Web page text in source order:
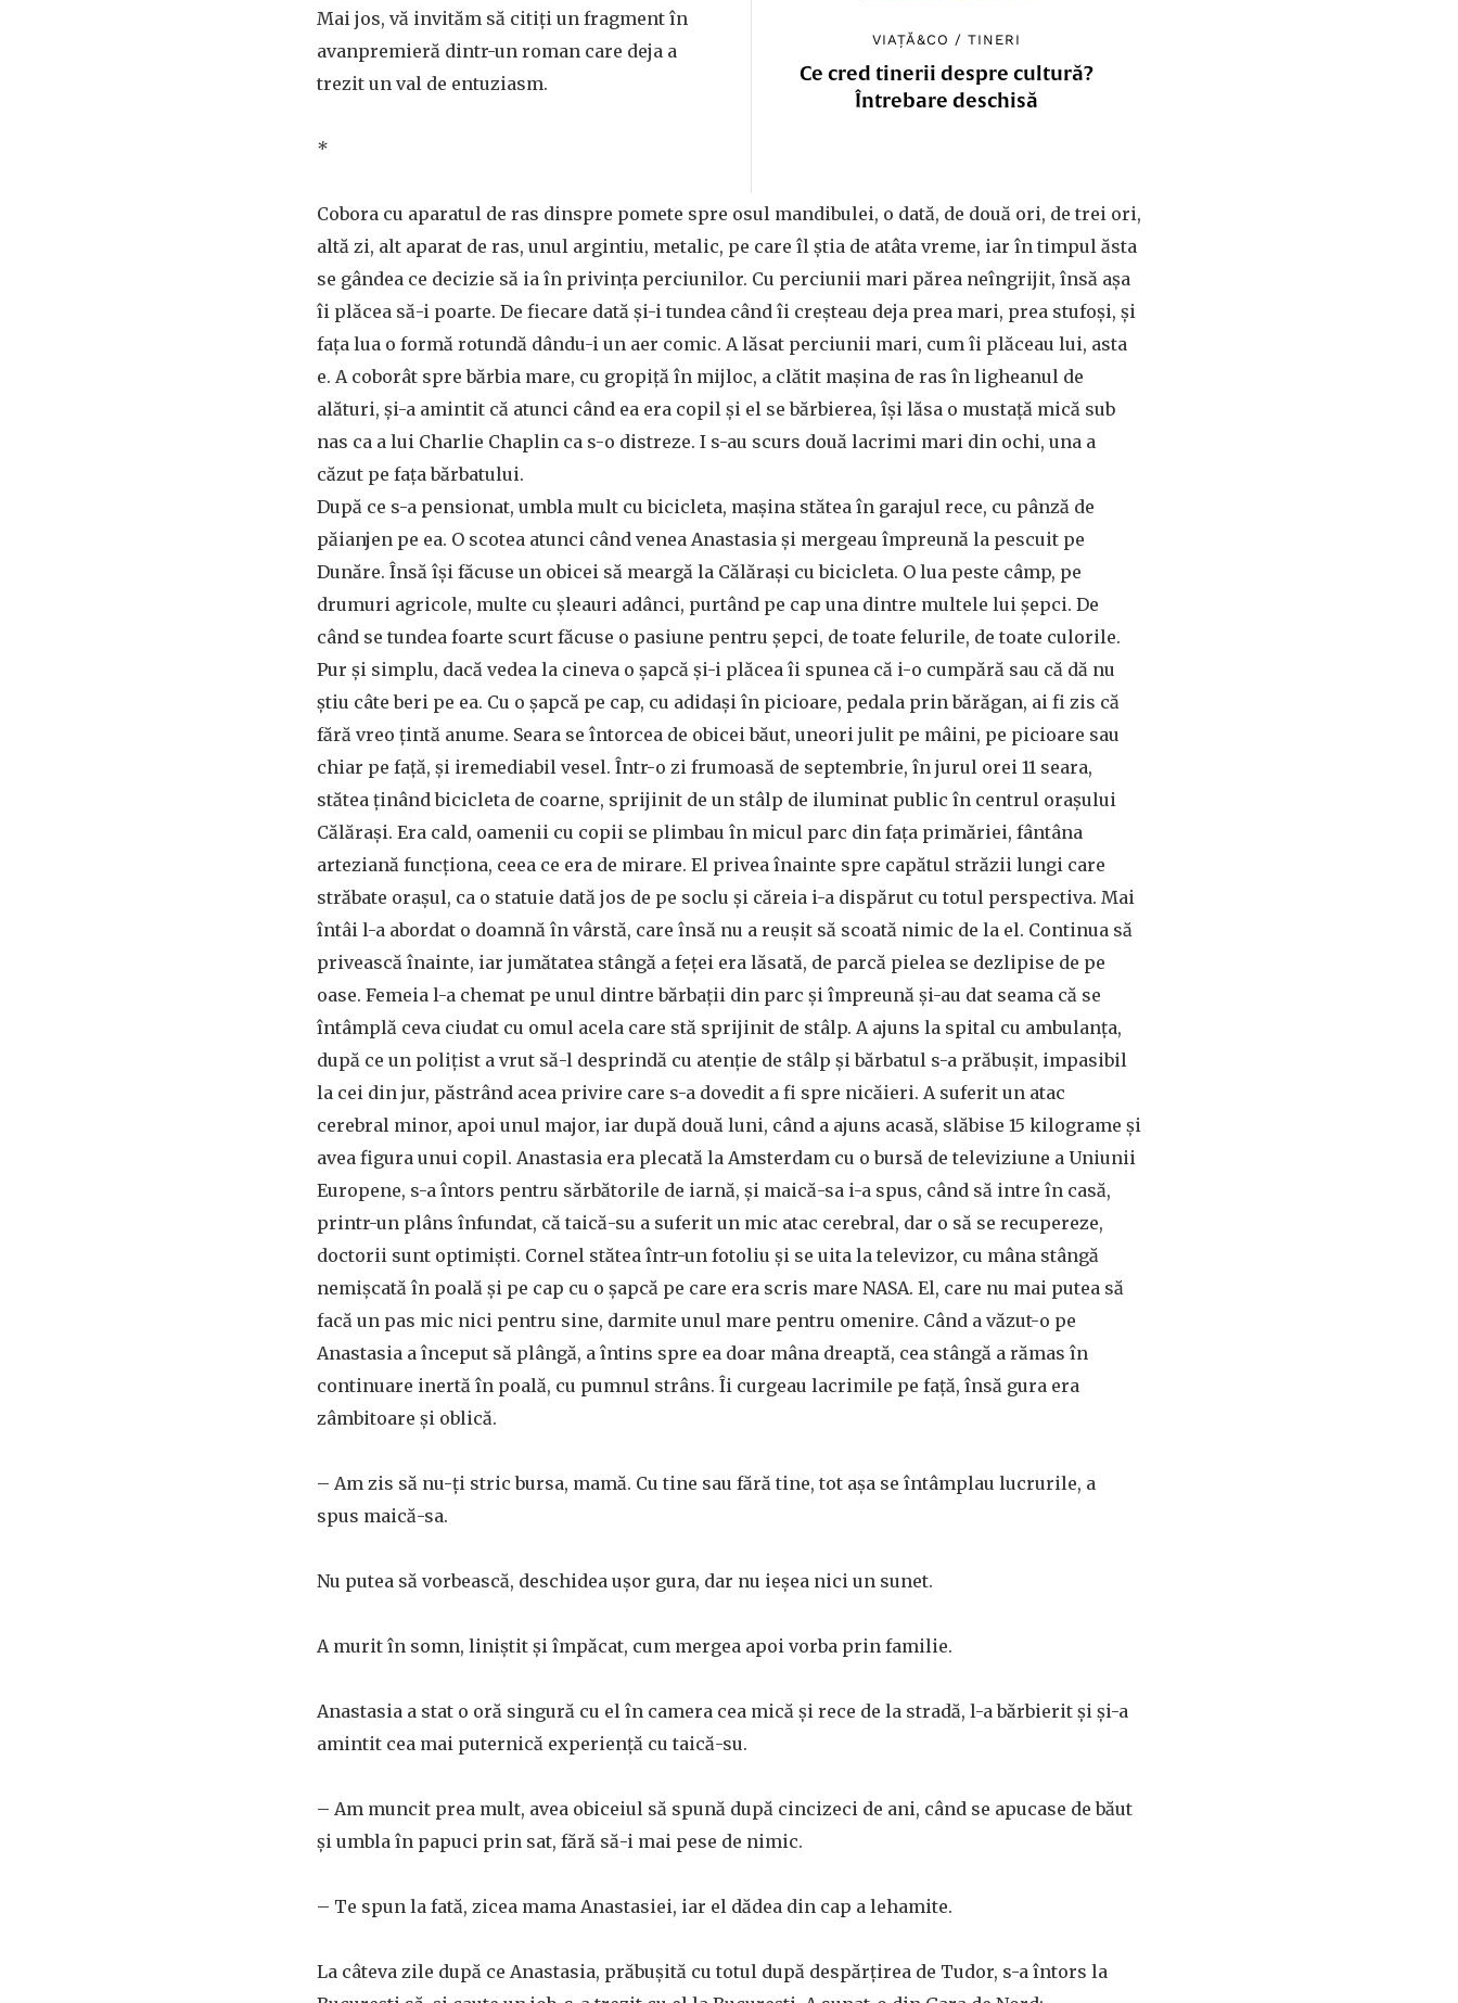
VIAȚĂ&CO /TINERI
Ce cred tinerii despre cultură?
Întrebare deschisă
Mai jos, vă invităm să citiți un fragment în
avanpremieră dintr-un roman care deja a
trezit un val de entuziasm.
*
Cobora cu aparatul de ras dinspre pomete spre osul mandibulei, o dată, de două ori, de trei ori,
altă zi, alt aparat de ras, unul argintiu, metalic, pe care îl știa de atâta vreme, iar în timpul ăsta
se gândea ce decizie să ia în privința perciunilor. Cu perciunii mari părea neîngrijit, însă așa
îi plăcea să-i poarte. De fiecare dată și-i tundea când îi creșteau deja prea mari, prea stufoși, și
fața lua o formă rotundă dându-i un aer comic. A lăsat perciunii mari, cum îi plăceau lui, asta
e. A coborât spre bărbia mare, cu gropiță în mijloc, a clătit mașina de ras în ligheanul de
alături, și-a amintit că atunci când ea era copil și el se bărbierea, își lăsa o mustață mică sub
nas ca a lui Charlie Chaplin ca s-o distreze. I s-au scurs două lacrimi mari din ochi, una a
căzut pe fața bărbatului.
După ce s-a pensionat, umbla mult cu bicicleta, mașina stătea în garajul rece, cu pânză de
păianjen pe ea. O scotea atunci când venea Anastasia și mergeau împreună la pescuit pe
Dunăre. Însă își făcuse un obicei să meargă la Călărași cu bicicleta. O lua peste câmp, pe
drumuri agricole, multe cu șleauri adânci, purtând pe cap una dintre multele lui șepci. De
când se tundea foarte scurt făcuse o pasiune pentru șepci, de toate felurile, de toate culorile.
Pur și simplu, dacă vedea la cineva o șapcă și-i plăcea îi spunea că i-o cumpără sau că dă nu
știu câte beri pe ea. Cu o șapcă pe cap, cu adidași în picioare, pedala prin bărăgan, ai fi zis că
fără vreo țintă anume. Seara se întorcea de obicei băut, uneori julit pe mâini, pe picioare sau
chiar pe față, și iremediabil vesel. Într-o zi frumoasă de septembrie, în jurul orei 11 seara,
stătea ținând bicicleta de coarne, sprijinit de un stâlp de iluminat public în centrul orașului
Călărași. Era cald, oamenii cu copii se plimbau în micul parc din fața primăriei, fântâna
arteziană funcționa, ceea ce era de mirare. El privea înainte spre capătul străzii lungi care
străbate orașul, ca o statuie dată jos de pe soclu și căreia i-a dispărut cu totul perspectiva. Mai
întâi l-a abordat o doamnă în vârstă, care însă nu a reușit să scoată nimic de la el. Continua să
privească înainte, iar jumătatea stângă a feței era lăsată, de parcă pielea se dezlipise de pe
oase. Femeia l-a chemat pe unul dintre bărbații din parc și împreună și-au dat seama că se
întâmplă ceva ciudat cu omul acela care stă sprijinit de stâlp. A ajuns la spital cu ambulanța,
după ce un polițist a vrut să-l desprindă cu atenție de stâlp și bărbatul s-a prăbușit, impasibil
la cei din jur, păstrând acea privire care s-a dovedit a fi spre nicăieri. A suferit un atac
cerebral minor, apoi unul major, iar după două luni, când a ajuns acasă, slăbise 15 kilograme și
avea figura unui copil. Anastasia era plecată la Amsterdam cu o bursă de televiziune a Uniunii
Europene, s-a întors pentru sărbătorile de iarnă, și maică-sa i-a spus, când să intre în casă,
printr-un plâns înfundat, că taică-su a suferit un mic atac cerebral, dar o să se recupereze,
doctorii sunt optimiști. Cornel stătea într-un fotoliu și se uita la televizor, cu mâna stângă
nemișcată în poală și pe cap cu o șapcă pe care era scris mare NASA. El, care nu mai putea să
facă un pas mic nici pentru sine, darmite unul mare pentru omenire. Când a văzut-o pe
Anastasia a început să plângă, a întins spre ea doar mâna dreaptă, cea stângă a rămas în
continuare inertă în poală, cu pumnul strâns. Îi curgeau lacrimile pe față, însă gura era
zâmbitoare și oblică.
– Am zis să nu-ți stric bursa, mamă. Cu tine sau fără tine, tot așa se întâmplau lucrurile, a
spus maică-sa.
Nu putea să vorbească, deschidea ușor gura, dar nu ieșea nici un sunet.
A murit în somn, liniștit și împăcat, cum mergea apoi vorba prin familie.
Anastasia a stat o oră singură cu el în camera cea mică și rece de la stradă, l-a bărbierit și și-a
amintit cea mai puternică experiență cu taică-su.
– Am muncit prea mult, avea obiceiul să spună după cincizeci de ani, când se apucase de băut
și umbla în papuci prin sat, fără să-i mai pese de nimic.
– Te spun la fată, zicea mama Anastasiei, iar el dădea din cap a lehamite.
La câteva zile după ce Anastasia, prăbușită cu totul după despărțirea de Tudor, s-a întors la